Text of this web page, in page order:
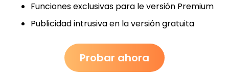
Funciones exclusivas para le versión Premium
Publicidad intrusiva en la versión gratuita
Probar ahora